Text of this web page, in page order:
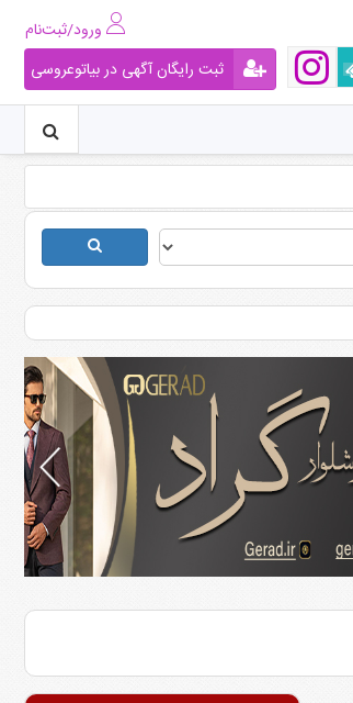
ثبت رایگان آگهی در بیاتوعروسی